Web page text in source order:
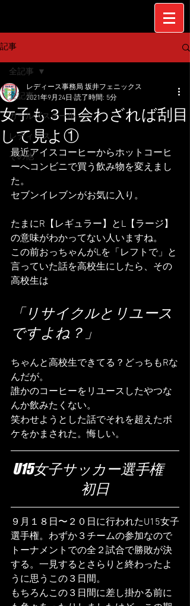
記事
全記事
ガールズスクール
レディース
その他
全記事
女子も３日会わざれば刮目
して見よ①
レディース事務局 坂井フェニックス
2021年9月24日 読了時間: 5分
最近アイスコーヒーからホットコーヒ
ーへコンビニで買う飲み物を変えまし
た。
セブンイレブンがお気に入り。
たまにR【レギュラー】とL【ラージ】
の意味がわかってない人いますね。
この前おっちゃんがLを「レフトで」と
言っていた話を高校生にしたら、その
高校生は
「リサイクルとリユース
ですよね？」
ちゃんと高校生できてる？どっちもRな
んだが。
誰かのコーヒーをリユースしたやつな
んか飲みたくない。
笑わせようとした話でそれを超えたボ
ケをかまされた。悔しい。
U15女子サッカー選手権
初日
９月１８日〜２０日に行われたU15女子
選手権。わずか３チームの参加なので
トーナメントでの全２試合で勝敗が決
する。一見するとさらりと終わったよ
うに思うこの３日間。
もちろんこの３日間に差し掛かる前に